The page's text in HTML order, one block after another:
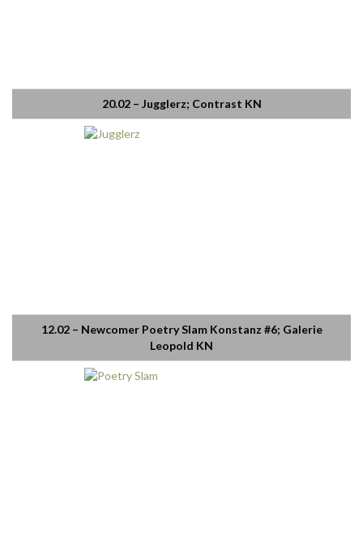
20.02 – Jugglerz; Contrast KN
12.02 – Newcomer Poetry Slam Konstanz #6; Galerie
Leopold KN